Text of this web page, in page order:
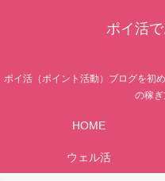
ポイ活
ポイ活（ポイント活動）ブログを初
の稼ぎ
HOME
ウェル活